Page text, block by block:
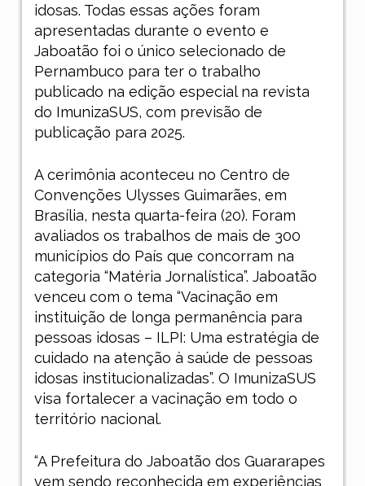
idosas. Todas essas ações foram
apresentadas durante o evento e
Jaboatão foi o único selecionado de
Pernambuco para ter o trabalho
publicado na edição especial na revista
do ImunizaSUS, com previsão de
publicação para 2025.
A cerimônia aconteceu no Centro de
Convenções Ulysses Guimarães, em
Brasília, nesta quarta-feira (20). Foram
avaliados os trabalhos de mais de 300
municípios do País que concorram na
categoria “Matéria Jornalística”. Jaboatão
venceu com o tema “Vacinação em
instituição de longa permanência para
pessoas idosas – ILPI: Uma estratégia de
cuidado na atenção à saúde de pessoas
idosas institucionalizadas”. O ImunizaSUS
visa fortalecer a vacinação em todo o
território nacional.
“A Prefeitura do Jaboatão dos Guararapes
vem sendo reconhecida em experiências